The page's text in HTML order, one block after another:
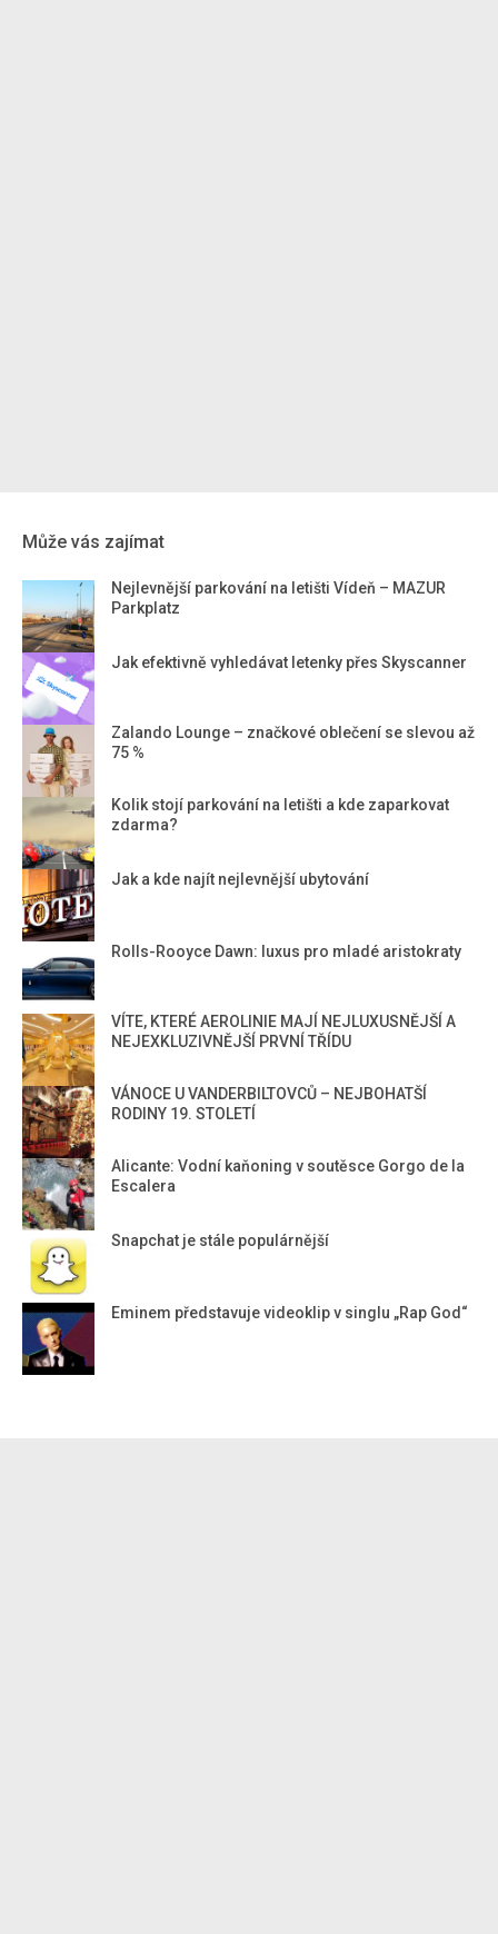
Může vás zajímat
Nejlevnější parkování na letišti Vídeň – MAZUR
Parkplatz
Jak efektivně vyhledávat letenky přes Skyscanner
Zalando Lounge – značkové oblečení se slevou až
75 %
Kolik stojí parkování na letišti a kde zaparkovat
zdarma?
Jak a kde najít nejlevnější ubytování
Rolls-Rooyce Dawn: luxus pro mladé aristokraty
VÍTE, KTERÉ AEROLINIE MAJÍ NEJLUXUSNĚJŠÍ A
NEJEXKLUZIVNĚJŠÍ PRVNÍ TŘÍDU
VÁNOCE U VANDERBILTOVCŮ – NEJBOHATŠÍ
RODINY 19. STOLETÍ
Alicante: Vodní kaňoning v soutěsce Gorgo de la
Escalera
Snapchat je stále populárnější
Eminem představuje videoklip v singlu „Rap God“